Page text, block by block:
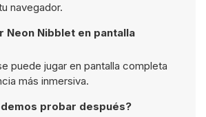
navegador.
Neon Nibblet en pantalla
puede jugar en pantalla completa
más inmersiva.
probar después?